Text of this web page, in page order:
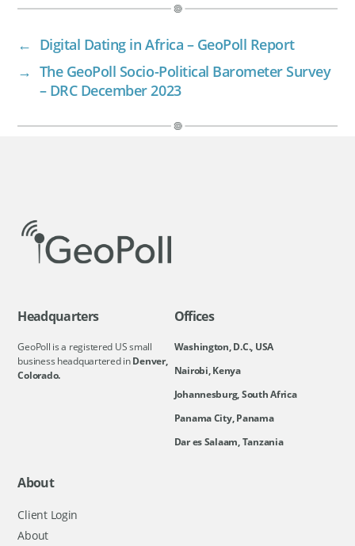
← Digital Dating in Africa – GeoPoll Report
→ The GeoPoll Socio-Political Barometer Survey
– DRC December 2023
Headquarters
GeoPoll is a registered US small
business headquartered inDenver,
Colorado.
Offices
Washington, D.C., USA
Nairobi, Kenya
Johannesburg, South Africa
Panama City, Panama
Dar es Salaam, Tanzania
About
Client Login
About